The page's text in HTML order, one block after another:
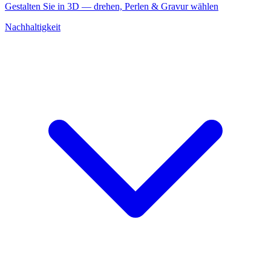
Gestalten Sie in 3D — drehen, Perlen & Gravur wählen
Nachhaltigkeit